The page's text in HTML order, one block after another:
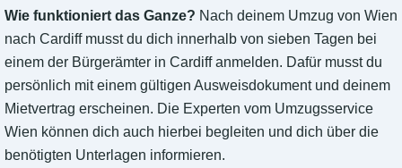
Wie funktioniert das Ganze? Nach deinem Umzug von Wien
nach Cardiff musst du dich innerhalb von sieben Tagen bei
einem der Bürgerämter in Cardiff anmelden. Dafür musst du
persönlich mit einem gültigen Ausweisdokument und deinem
Mietvertrag erscheinen. Die Experten vom Umzugsservice
Wien können dich auch hierbei begleiten und dich über die
benötigten Unterlagen informieren.